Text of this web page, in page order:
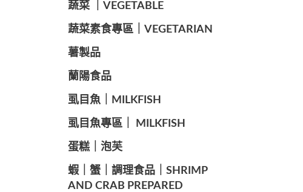
蔬菜 ｜VEGETABLE
蔬菜素食專區｜VEGETARIAN
️薯製品
蘭陽食品
️虱目魚｜MILKFISH
️虱目魚專區｜ MILKFISH
️蛋糕｜泡芙
️蝦｜蟹｜調理食品｜SHRIMP
AND CRAB PREPARED